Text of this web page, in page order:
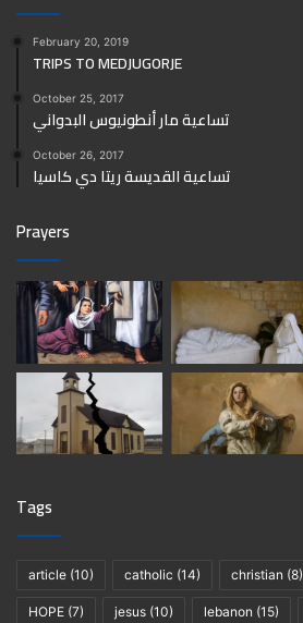
February 20, 2019
TRIPS TO MEDJUGORJE
October 25, 2017
تساعية مار أنطونيوس البدواني
October 26, 2017
تساعية القديسة ريتا دي كاسيا
Prayers
Tags
article (10) catholic (14) christian (8)
HOPE (7) jesus (10) lebanon (15)